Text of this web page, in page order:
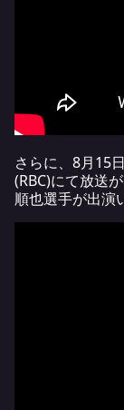
さらに、8月15
(RBC)にて放送
順也選手が出演